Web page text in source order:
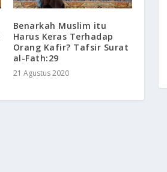
Benarkah Muslim itu
Harus Keras Terhadap
Orang Kafir? Tafsir Surat
al-Fath:29
21 Agustus 2020